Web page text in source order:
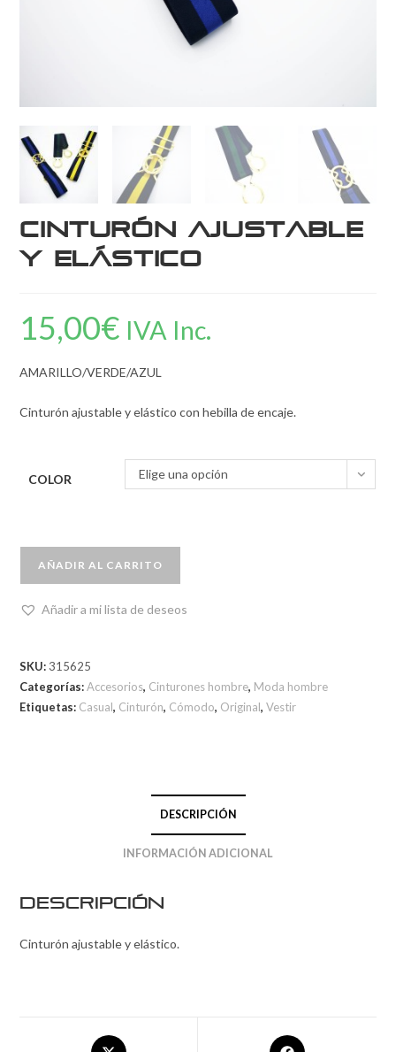
Cinturón ajustable
y elástico
15,00€ IVA Inc.
AMARILLO/VERDE/AZUL
Cinturón ajustable y elástico con hebilla de encaje.
COLOR Elige una opción
AÑADIR AL CARRITO
Añadir a mi lista de deseos
SKU: 315625
Categorías:Accesorios, Cinturones hombre, Moda hombre
Etiquetas: Casual, Cinturón, Cómodo, Original,Vestir
DESCRIPCIÓN
INFORMACIÓN ADICIONAL
Descripción
Cinturón ajustable y elástico.